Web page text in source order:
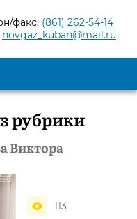
факс: (861) 262-54-14
novgaz_kuban@mail.ru
рубрики
Виктора
113